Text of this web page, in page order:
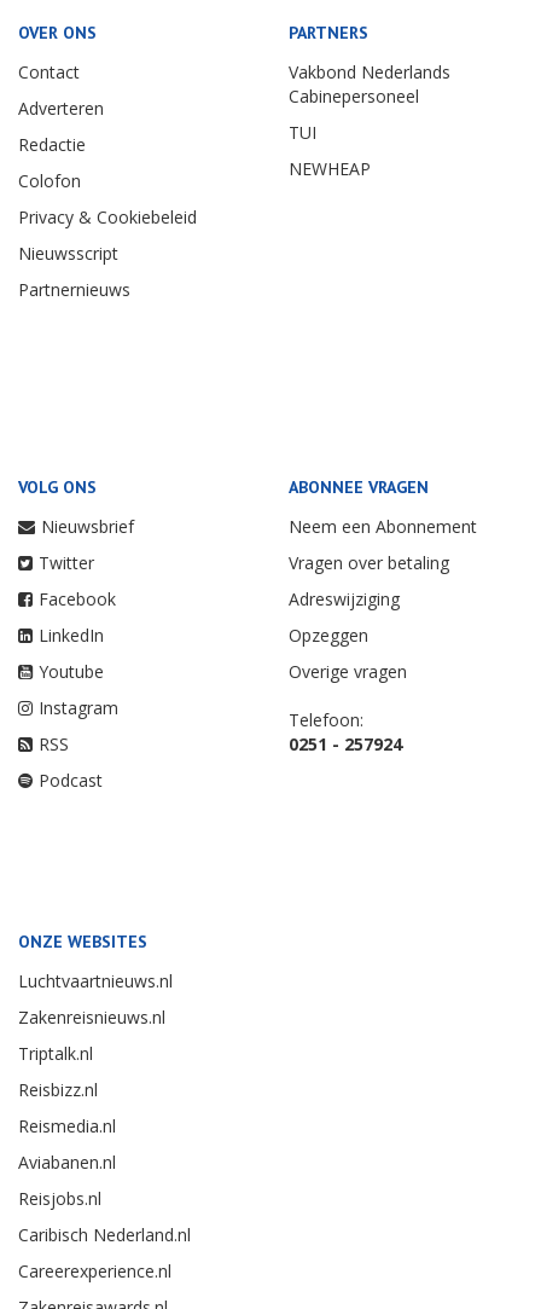
OVER ONS
Contact
Adverteren
Redactie
Colofon
Privacy & Cookiebeleid
Nieuwsscript
Partnernieuws
PARTNERS
Vakbond Nederlands
Cabinepersoneel
TUI
NEWHEAP
VOLG ONS
Nieuwsbrief
Twitter
Facebook
LinkedIn
Youtube
Instagram
RSS
Podcast
ABONNEE VRAGEN
Neem een Abonnement
Vragen over betaling
Adreswijziging
Opzeggen
Overige vragen
Telefoon:
0251 - 257924
ONZE WEBSITES
Luchtvaartnieuws.nl
Zakenreisnieuws.nl
Triptalk.nl
Reisbizz.nl
Reismedia.nl
Aviabanen.nl
Reisjobs.nl
Caribisch Nederland.nl
Careerexperience.nl